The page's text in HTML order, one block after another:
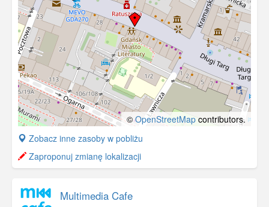
©OpenStreetMap contributors.
+
−
Zobacz inne zasoby w pobliżu
Zaproponuj zmianę lokalizacji
Multimedia Cafe